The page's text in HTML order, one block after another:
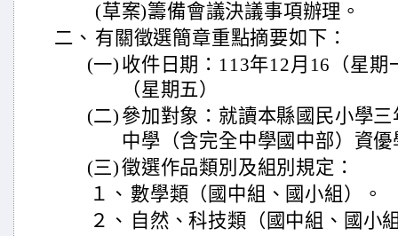
(草案)籌備會議決議事項辦理。
二、 有關徵選簡章重點摘要如下：
(一) 收件日期：113年12月16（星期
（星期五）
(二) 參加對象：就讀本縣國民小學
中學（含完全中學國中部）資
(三)徵選作品類別及組別規定：
１、 數學類（國中組、國小組）。
２、 自然、科技類（國中組、國小